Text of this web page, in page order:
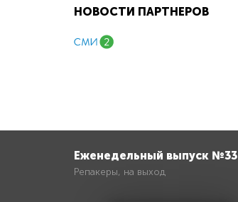
НОВОСТИ ПАРТНЕРОВ
Еженедельный выпуск №33
Репакеры, на выход